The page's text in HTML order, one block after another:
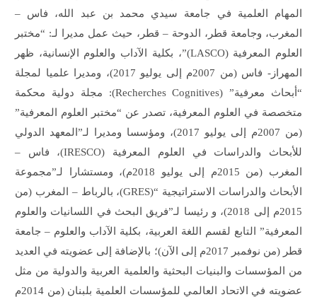
المهام العلمية في جامعة سيدي محمد بن عبد الله، فاس –
المغرب، وجامعة قطر، الدوحة – قطر، حيث عمل مديرا لـ: “مختبر
العلوم المعرفية (LASCO)”، بكلية الآداب والعلوم الإنسانية، ظهر
المهراز- فاس (من 2007م إلى يوليو 2017)، ومديرا علميا لمجلة
“أبحاث معرفية” (Recherches Cognitives): مجلة دولية محكمة
متخصصة في العلوم المعرفية، تصدر عن “مختبر العلوم المعرفية”
(من 2007م إلى يوليو 2017)، ومؤسسا ومديرا لـ”المعهد الدولي
للأبحاث والدراسات في العلوم المعرفية (IRESCO)، فاس –
المغرب (من 2015م إلى يوليو 2018م)، ومستشارا لـ”مجموعة
الأبحاث والدراسات الاستراتيجية “(GRES)، بالرباط – المغرب (من
2015م إلى 2018)، و رئيسا لـ”فريق البحث في اللسانيات والعلوم
المعرفية” التابع لقسم اللغة العربية، بكلية الآداب والعلوم – جامعة
قطر (من نوفمبر 2017م إلى الآن)؛ بالإضافة إلى عضويته في العديد
من المؤسسات والبنيات البحثية والعلمية العربية والدولية من مثل
عضويته في الاتحاد العالمي للمؤسسات العلمية بلبنان (من 2014م